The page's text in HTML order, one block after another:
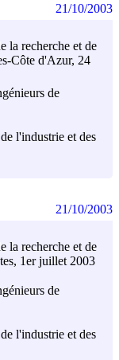
la recherche et de
Côte d'Azur, 24
de
l'industrie et des
21/10/2003
la recherche et de
1er juillet 2003
de
l'industrie et des
21/10/2003